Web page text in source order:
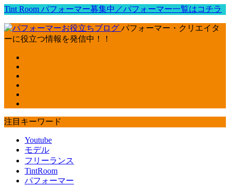
Tint Room パフォーマー募集中／パフォーマー一覧はコチラ
パフォーマー・クリエイタ
ーに役立つ情報を発信中！！
注目キーワード
Youtube
モデル
フリーランス
TintRoom
パフォーマー